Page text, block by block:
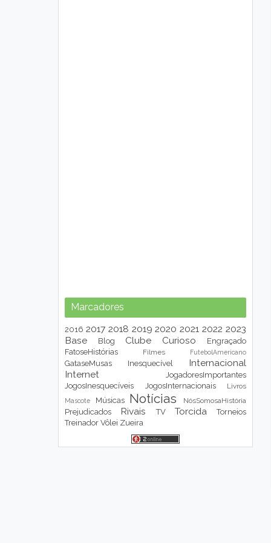
Marcadores
2016 2017 2018 2019 2020 2021 2022 2023
Base
Blog Clube Curioso
Engraçado
FatoseHistórias
Filmes FutebolAmericano
GataseMusas Inesquecível
Internacional
Internet
JogadoresImportantes
JogosInesquecíveis
JogosInternacionais Livros
Mascote Músicas Notícias NósSomosaHistória
Prejudicados Rivais TV Torcida
Torneios
Treinador Vôlei Zueira